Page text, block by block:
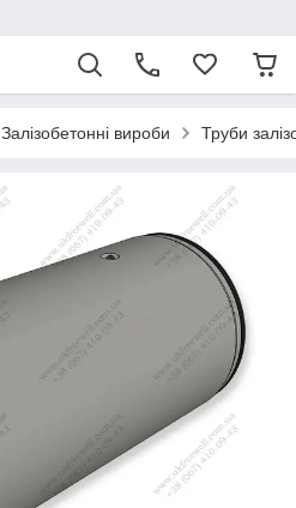
Залізобетонні вироби Труби